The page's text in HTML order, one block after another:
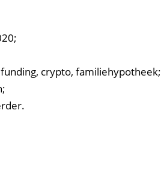
crypto, familiehypotheek;